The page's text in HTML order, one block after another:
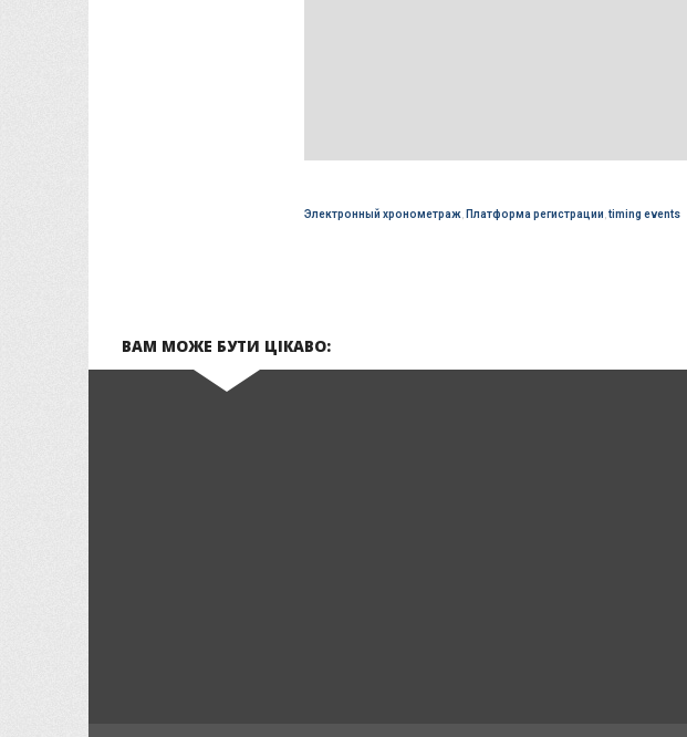
Электронный хронометраж Платформа регистрации ,timing events
ВАМ МОЖЕ БУТИ ЦІКАВО: